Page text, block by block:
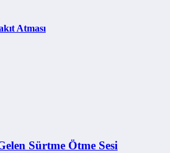
Atması
Sürtme Ötme Sesi